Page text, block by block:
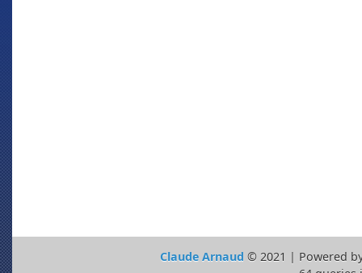
Claude Arnaud © 2021 | Powered